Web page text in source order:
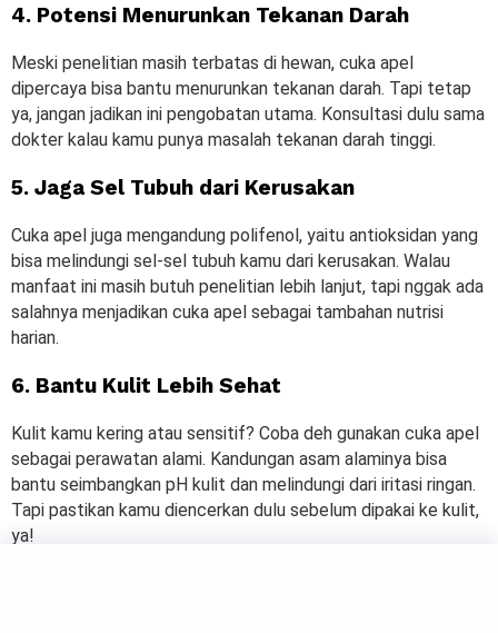
4. Potensi Menurunkan Tekanan Darah
Meski penelitian masih terbatas di hewan, cuka apel
dipercaya bisa bantu menurunkan tekanan darah. Tapi tetap
ya, jangan jadikan ini pengobatan utama. Konsultasi dulu sama
dokter kalau kamu punya masalah tekanan darah tinggi.
5. Jaga Sel Tubuh dari Kerusakan
Cuka apel juga mengandung polifenol, yaitu antioksidan yang
bisa melindungi sel-sel tubuh kamu dari kerusakan. Walau
manfaat ini masih butuh penelitian lebih lanjut, tapi nggak ada
salahnya menjadikan cuka apel sebagai tambahan nutrisi
harian.
6. Bantu Kulit Lebih Sehat
Kulit kamu kering atau sensitif? Coba deh gunakan cuka apel
sebagai perawatan alami. Kandungan asam alaminya bisa
bantu seimbangkan pH kulit dan melindungi dari iritasi ringan.
Tapi pastikan kamu diencerkan dulu sebelum dipakai ke kulit,
ya!